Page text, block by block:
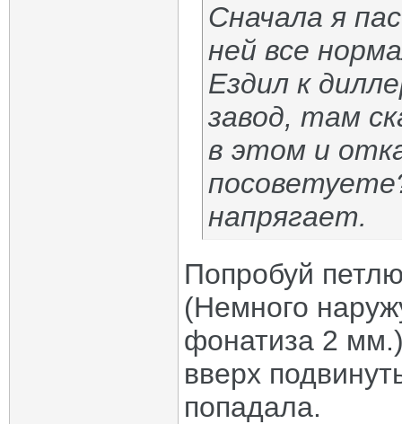
Сначала я
ней все
Ездил к
завод, там
в этом и
напрягает.
Попробуй
(Немного
фонатиза 2
вверх
попадала.